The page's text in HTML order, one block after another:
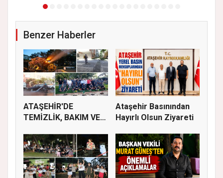
Benzer Haberler
ATAŞEHİR'DE
TEMİZLİK, BAKIM VE
Ataşehir Basınından
Hayırlı Olsun Ziyareti